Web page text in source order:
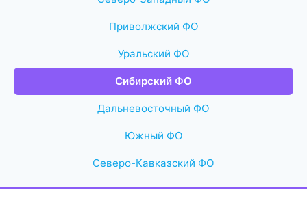
Приволжский ФО
Уральский ФО
Сибирский ФО
Дальневосточный ФО
Южный ФО
Северо-Кавказский ФО